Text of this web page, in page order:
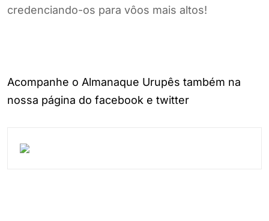
credenciando-os para vôos mais altos!
Acompanhe o Almanaque Urupês também na
nossa página do facebook e twitter